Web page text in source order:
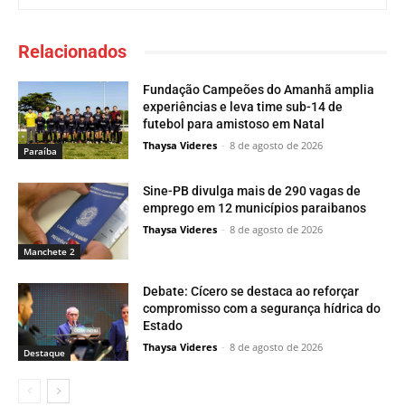
Relacionados
Paraí­ba
Fundação Campeões do Amanhã amplia
experiências e leva time sub-14 de
futebol para amistoso em Natal
Thaysa Videres - 8 de agosto de 2026
Manchete 2
Sine-PB divulga mais de 290 vagas de
emprego em 12 municípios paraibanos
Thaysa Videres - 8 de agosto de 2026
Destaque
Debate: Cícero se destaca ao reforçar
compromisso com a segurança hídrica do
Estado
Thaysa Videres - 8 de agosto de 2026